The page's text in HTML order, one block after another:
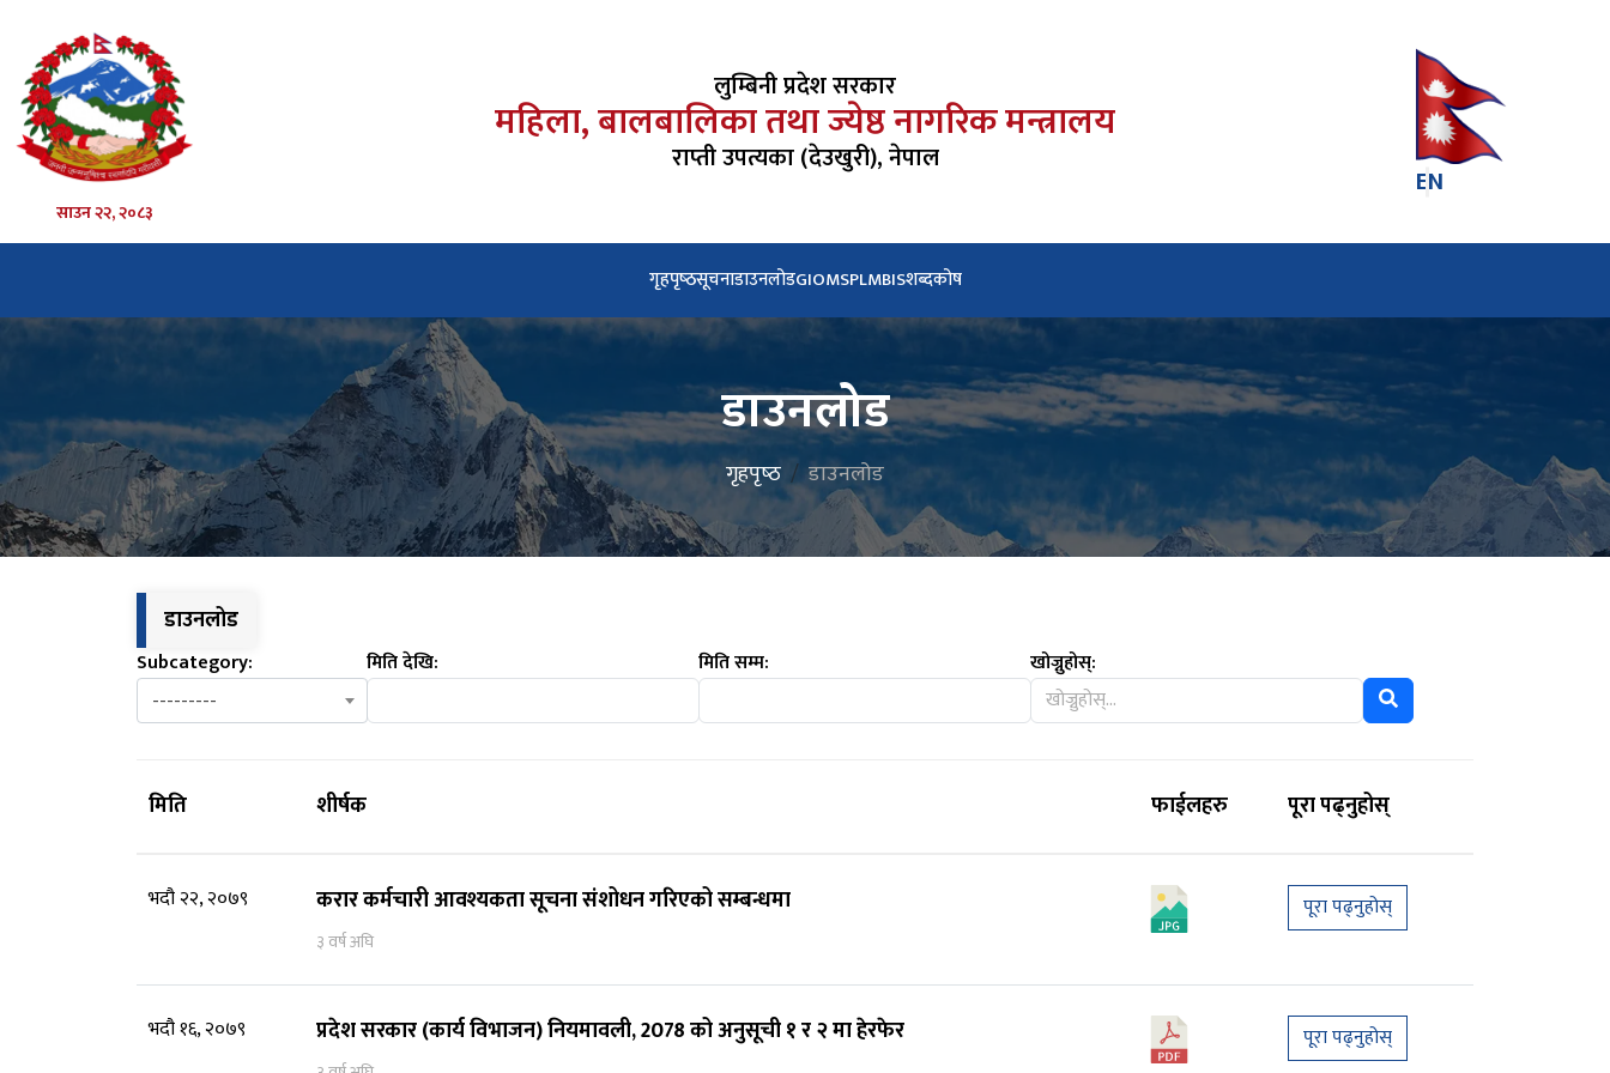
साउन २२, २०८३
लुम्बिनी प्रदेश सरकार
महिला, बालबालिका तथा ज्येष्ठ नागरिक मन्त्रालय
राप्ती उपत्यका (देउखुरी), नेपाल
EN
गृहपृष्‍ठसूचनाडाउनलोडGIOMSPLMBISशब्दकोष
डाउनलोड
गृहपृष्‍ठ डाउनलोड
डाउनलोड
Subcategory:
---------
मिति देखि: मिति सम्म: खोज्नुहोस्:
मिति शीर्षक फाईलहरु पूरा पढ्नुहोस्
भदौ २२, २०७९ करार कर्मचारी आवश्यकता सूचना संशोधन गरिएको सम्बन्धमा
३ वर्ष अघि
पूरा पढ्नुहोस्
भदौ १६, २०७९ प्रदेश सरकार (कार्य विभाजन) नियमावली, 2078 को अनुसूची १ र २ मा हेरफेर पूरा पढ्नुहोस्